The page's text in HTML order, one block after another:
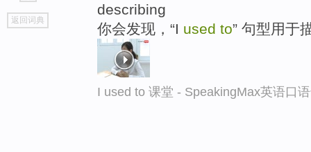
go
top
返回词典
describing
你会发现，“I used to” 句型用于
I used to 课堂 - SpeakingMax英语口